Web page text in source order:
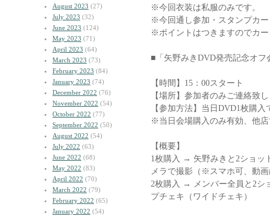
August 2023 (27)
July 2023 (32)
June 2023 (124)
May 2023 (71)
April 2023 (64)
March 2023 (73)
February 2023 (84)
January 2023 (74)
December 2022 (76)
November 2022 (54)
October 2022 (77)
September 2022 (50)
August 2022 (54)
July 2022 (63)
June 2022 (68)
May 2022 (83)
April 2022 (70)
March 2022 (79)
February 2022 (65)
January 2022 (54)
※今回衣装は私服のみです。
※今回通し参加・スタンプカ
※ポイントはつきますのでカ
■「矢野みきDVD発売記念オフ
【時間】15：00スタート
【場所】参加者のみご連絡致
【参加方法】当日DVD1枚購
※当日会場購入のみ有効、他
【概要】
1枚購入 → 矢野みきと2ショッ
メラで撮影（※スマホ可、動
2枚購入 → メンバー全員と2シ
プチェキ（ワイドチェキ）